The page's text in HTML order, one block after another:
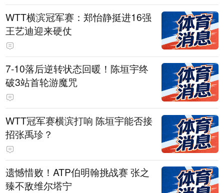
WTT横滨冠军赛：郑怡静挺进16强
王艺迪迎来硬仗
7-10落后逆转状态回暖！陈垣宇终
破3站首轮游魔咒
WTT冠军赛横滨打响 陈垣宇能否接
招张禹珍？
遗憾惜败！ATP伯明翰挑战赛 张之
臻不敌维尔塔宁